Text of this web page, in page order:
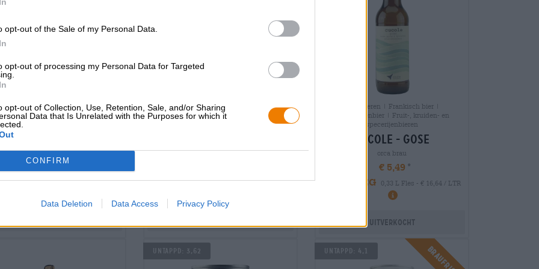
opt-out of the Sale of my Personal Data.
opt-out of processing my Personal Data for Targeted
opt-out of Collection, Use, Retention, Sale, and/or Sharing
Data that Is Unrelated with the Purposes for which it
CONFIRM
Data Deletion Data Access Privacy Policy
bieren | Meergranenbier | Fruit-,
kruiden- en specerijenbieren
Ophiussa
€ 9,19
Zure bieren | Meergranenbier | Fruit-,
kruiden- en specerijenbieren
Ophiussa
Zure bieren | Frankisch bier |
Meergranenbier | Fruit-, kruiden- en
specerijenbieren
cucole - gose
orca brau
€ 5,49
MEHRWEG
0,33 L Fles - € 16,64 / LTR
Uitverkocht
Untappd: 3,62 Untappd: 4,1